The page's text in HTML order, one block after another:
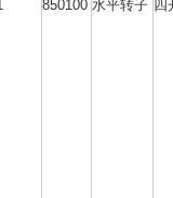
850100 水平转子 四